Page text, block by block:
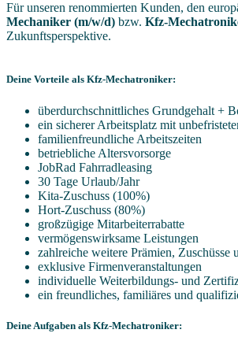
Für unseren renommierten Kunden, den
Mechaniker (m/w/d) bzw. Kfz-
Zukunftsperspektive.
Deine Vorteile als Kfz-Mechatroniker:
überdurchschnittliches Grundgehalt +
ein sicherer Arbeitsplatz mit
familienfreundliche Arbeitszeiten
betriebliche Altersvorsorge
JobRad Fahrradleasing
30 Tage Urlaub/Jahr
Kita-Zuschuss (100%)
Hort-Zuschuss (80%)
großzügige Mitarbeiterrabatte
vermögenswirksame Leistungen
zahlreiche weitere Prämien, Zuschüsse
exklusive Firmenveranstaltungen
individuelle Weiterbildungs- und
ein freundliches, familiäres und
Deine Aufgaben als Kfz-Mechatroniker: